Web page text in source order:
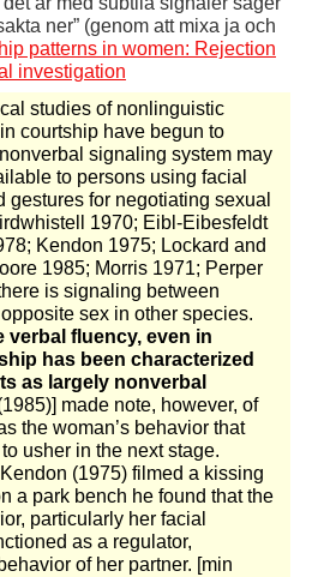
ner” (genom att mixa ja och
patterns in women: Rejection
investigation
studies of nonlinguistic
courtship have begun to
signaling system may
to persons using facial
gestures for negotiating sexual
1970; Eibl-Eibesfeldt
Kendon 1975; Lockard and
1985; Morris 1971; Perper
is signaling between
sex in other species.
verbal fluency, even in
has been characterized
as largely nonverbal
made note, however, of
the woman’s behavior that
usher in the next stage.
(1975) filmed a kissing
a park bench he found that the
particularly her facial
as a regulator,
of her partner. [min